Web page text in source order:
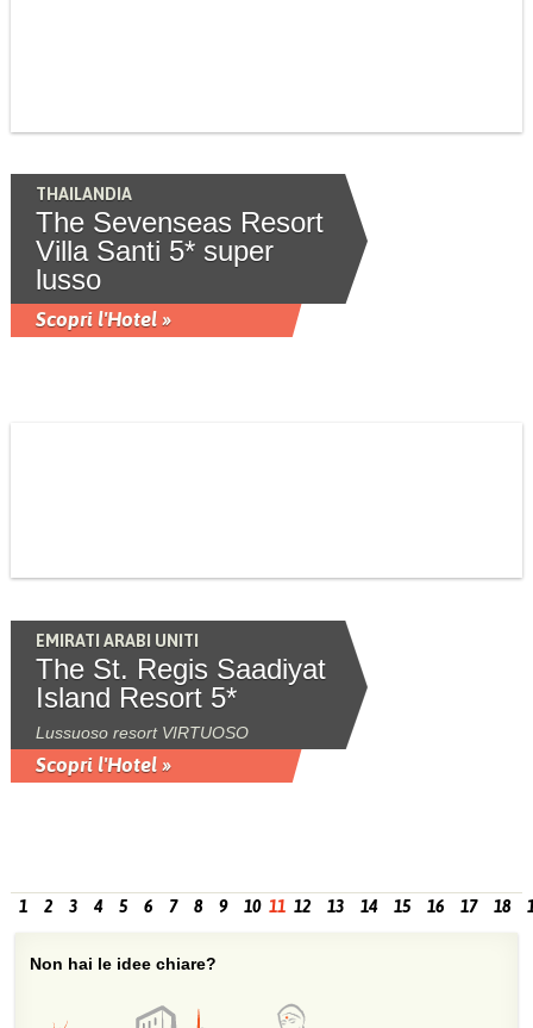
THAILANDIA
The Sevenseas Resort
Villa Santi 5* super
lusso
Scopri l'Hotel »
EMIRATI ARABI UNITI
The St. Regis Saadiyat
Island Resort 5*
Lussuoso resort VIRTUOSO
Scopri l'Hotel »
1 2 3 4 5 6 7 8 9 10 11 12 13 14 15 16 17 18
Non hai le idee chiare?